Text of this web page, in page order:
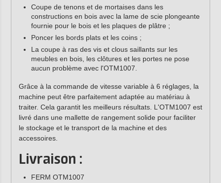
Coupe de tenons et de mortaises dans les
constructions en bois avec la lame de scie plongeante
fournie pour le bois et les plaques de plâtre ;
Poncer les bords plats et les coins ;
La coupe à ras des vis et clous saillants sur les
meubles en bois, les clôtures et les portes ne pose
aucun problème avec l'OTM1007.
Grâce à la commande de vitesse variable à 6 réglages, la
machine peut être parfaitement adaptée au matériau à
traiter. Cela garantit les meilleurs résultats. L'OTM1007 est
livré dans une mallette de rangement solide pour faciliter
le stockage et le transport de la machine et des
accessoires.
Livraison :
FERM OTM1007